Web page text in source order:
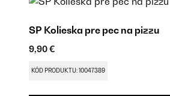
SP Kolieska pre pec na pizzu
9,90 €
KÓD PRODUKTU: 10047389